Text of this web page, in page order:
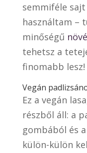
semmiféle
használtam –
minőségű
tehetsz a
finomabb lesz!
Vegán
Ez a vegán
részből áll: a
gombából és
külön-külön